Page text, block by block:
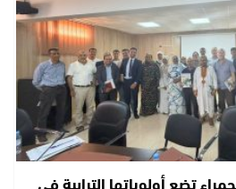
تضع أولوياتها الترابية في